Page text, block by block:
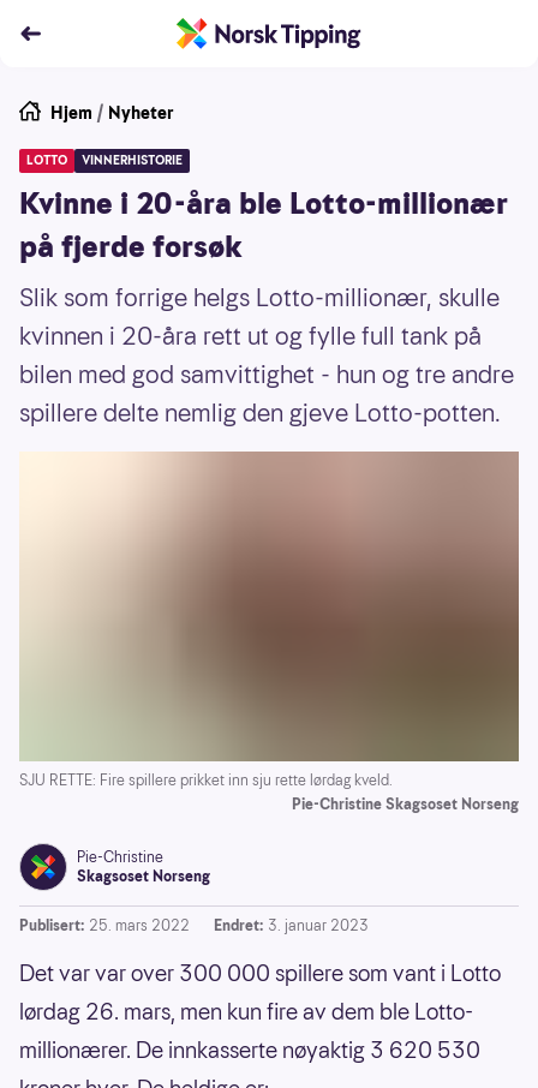
Hjem / Nyheter
LOTTO VINNERHISTORIE
Kvinne i 20-åra ble Lotto-millionær
på fjerde forsøk
Slik som forrige helgs Lotto-millionær, skulle
kvinnen i 20-åra rett ut og fylle full tank på
bilen med god samvittighet - hun og tre andre
spillere delte nemlig den gjeve Lotto-potten.
SJU RETTE: Fire spillere prikket inn sju rette lørdag kveld.
Pie-Christine Skagsoset Norseng
Pie-Christine
Skagsoset Norseng
Publisert: 25. mars 2022 Endret: 3. januar 2023
Det var var over 300 000 spillere som vant i Lotto
lørdag 26. mars, men kun fire av dem ble Lotto-
millionærer. De innkasserte nøyaktig 3 620 530